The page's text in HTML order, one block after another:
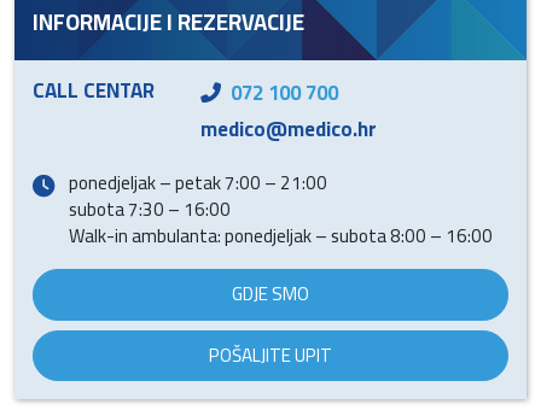
INFORMACIJE I REZERVACIJE
CALL CENTAR
072 100 700
medico@medico.hr
ponedjeljak – petak 7:00 – 21:00
subota 7:30 – 16:00
Walk-in ambulanta: ponedjeljak – subota 8:00 – 16:00
GDJE SMO
POŠALJITE UPIT